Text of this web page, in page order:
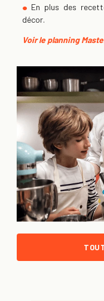
En plus des
décor.
Voir le planning